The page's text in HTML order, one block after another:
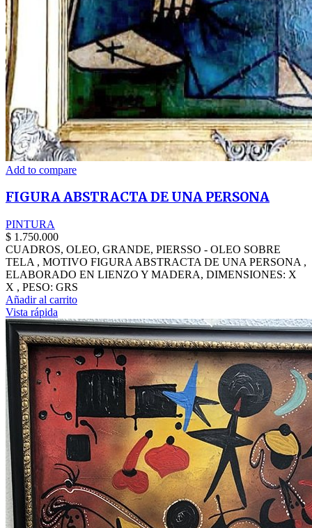
Add to compare
FIGURA ABSTRACTA DE UNA PERSONA
PINTURA
$ 1.750.000
CUADROS, OLEO, GRANDE, PIERSSO - OLEO SOBRE
TELA , MOTIVO FIGURA ABSTRACTA DE UNA PERSONA ,
ELABORADO EN LIENZO Y MADERA, DIMENSIONES: X
X , PESO: GRS
Añadir al carrito
Vista rápida